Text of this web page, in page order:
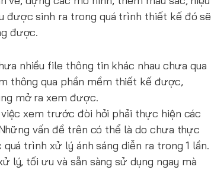
được sinh ra trong quá trình thiết kế đó sẽ
được.
nhiều file thông tin khác nhau chưa qua
thông qua phần mềm thiết kế được,
mở ra xem được.
xem trước đòi hỏi phải thực hiện các
vấn đề trên có thể là do chưa thực
trình xử lý ánh sáng diễn ra trong 1 lần.
lý, tối ưu và sẵn sàng sử dụng ngay mà